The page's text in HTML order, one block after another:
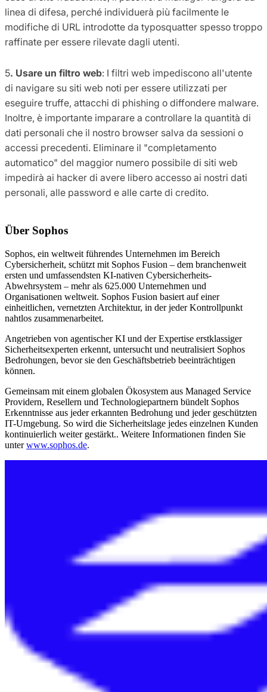
linea di difesa, perché individuerà più facilmente le
modifiche di URL introdotte da typosquatter spesso troppo
raffinate per essere rilevate dagli utenti.
5. Usare un filtro web: I filtri web impediscono all'utente
di navigare su siti web noti per essere utilizzati per
eseguire truffe, attacchi di phishing o diffondere malware.
Inoltre, è importante imparare a controllare la quantità di
dati personali che il nostro browser salva da sessioni o
accessi precedenti. Eliminare il "completamento
automatico" del maggior numero possibile di siti web
impedirà ai hacker di avere libero accesso ai nostri dati
personali, alle password e alle carte di credito.
Über Sophos
Sophos, ein weltweit führendes Unternehmen im Bereich
Cybersicherheit, schützt mit Sophos Fusion – dem branchenweit
ersten und umfassendsten KI-nativen Cybersicherheits-
Abwehrsystem – mehr als 625.000 Unternehmen und
Organisationen weltweit. Sophos Fusion basiert auf einer
einheitlichen, vernetzten Architektur, in der jeder Kontrollpunkt
nahtlos zusammenarbeitet.
Angetrieben von agentischer KI und der Expertise erstklassiger
Sicherheitsexperten erkennt, untersucht und neutralisiert Sophos
Bedrohungen, bevor sie den Geschäftsbetrieb beeinträchtigen
können.
Gemeinsam mit einem globalen Ökosystem aus Managed Service
Providern, Resellern und Technologiepartnern bündelt Sophos
Erkenntnisse aus jeder erkannten Bedrohung und jeder geschützten
IT-Umgebung. So wird die Sicherheitslage jedes einzelnen Kunden
kontinuierlich weiter gestärkt.. Weitere Informationen finden Sie
unterwww.sophos.de.